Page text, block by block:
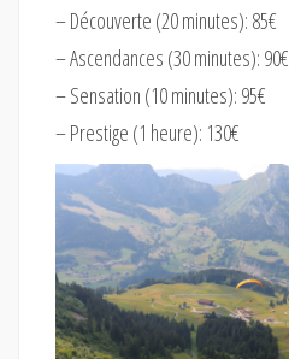
– Découverte (20 minutes): 85€
– Ascendances (30 minutes): 90€
– Sensation (10 minutes): 95€
– Prestige (1 heure): 130€